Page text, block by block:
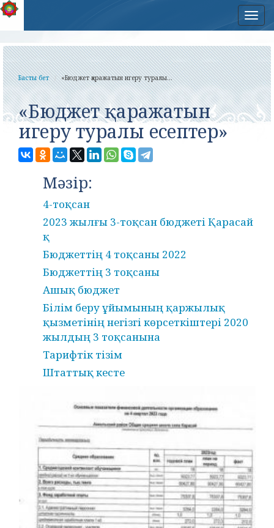
Басты бет «Бюджет қаражатын игеру туралы...
«Бюджет қаражатын
игеру туралы есептер»
Мәзір:
4-тоқсан
2023 жылғы 3-тоқсан бюджеті Қарасай
қ
Бюджеттің 4 тоқсаны 2022
Бюджеттің 3 тоқсаны
Ашық бюджет
Білім беру ұйымының қаржылық
қызметінің негізгі көрсеткіштері 2020
жылдың 3 тоқсанына
Тарифтік тізім
Штаттық кесте